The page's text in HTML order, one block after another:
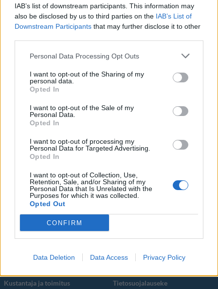
IAB’s list of downstream participants. This information may
also be disclosed by us to third parties on the IAB’s List of
Downstream Participants that may further disclose it to other
Personal Data Processing Opt Outs
I want to opt-out of the Sharing of my
personal data.
Opted In
I want to opt-out of the Sale of my
Personal Data.
Opted In
I want to opt-out of processing my
Personal Data for Targeted Advertising.
Opted In
I want to opt-out of Collection, Use,
Retention, Sale, and/or Sharing of my
Personal Data that Is Unrelated with the
Purposes for which it was collected.
Opted Out
CONFIRM
Data Deletion Data Access Privacy Policy
Info
Tietosuojalauseke
Mediatiedot
RSS-ohje
Yhteistyössä
Jocka
Päivän Lehti
Lifestyle
Koti & Asuminen
Viihde
StaraTV
Autot
Elokuvat
Some
YouTube
Instagram
Twitter
Kustantaja ja toimitus Tietosuojalauseke